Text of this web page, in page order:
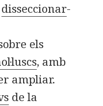
disseccionar-
els
, amb
ampliar.
de la